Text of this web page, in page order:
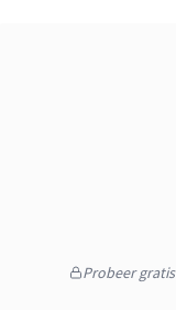
Probeer gratis